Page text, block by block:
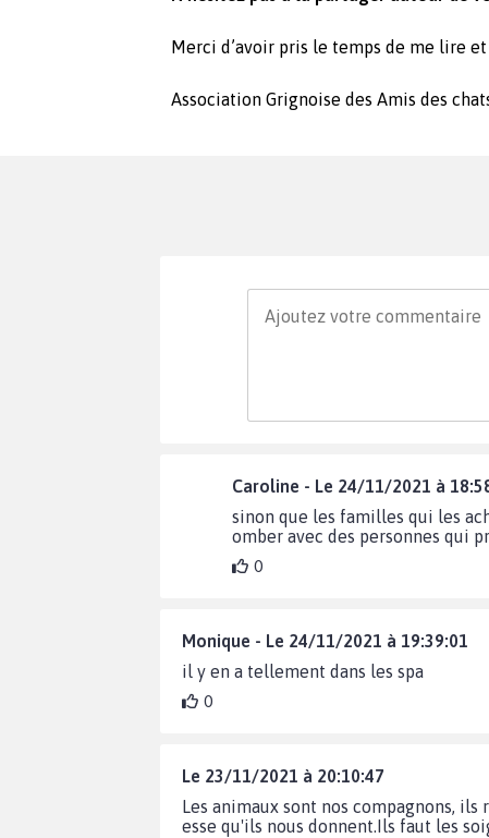
Merci d’avoir pris le temps de me lire
Association Grignoise des Amis des
Caroline - Le 24/11/2021 à
sinon que les familles qui les
omber avec des personnes qui
0
Monique - Le 24/11/2021 à 19:39:01
il y en a tellement dans les spa
0
Le 23/11/2021 à 20:10:47
Les animaux sont nos compagnons,
esse qu'ils nous donnent.Ils faut les